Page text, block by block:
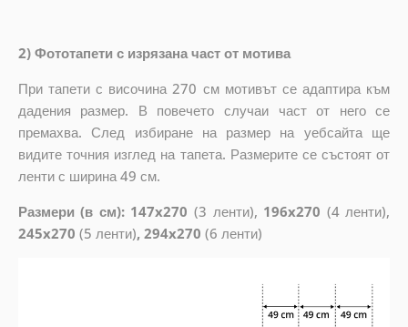
2) Фототапети с изрязана част от мотива
При тапети с височина 270 см мотивът се адаптира към
дадения размер. В повечето случаи част от него се
премахва. След избиране на размер на уебсайта ще
видите точния изглед на тапета. Размерите се състоят от
ленти с ширина 49 см.
Размери (в см): 147x270 (3 ленти), 196x270 (4 ленти),
245x270 (5 ленти), 294x270 (6 ленти)